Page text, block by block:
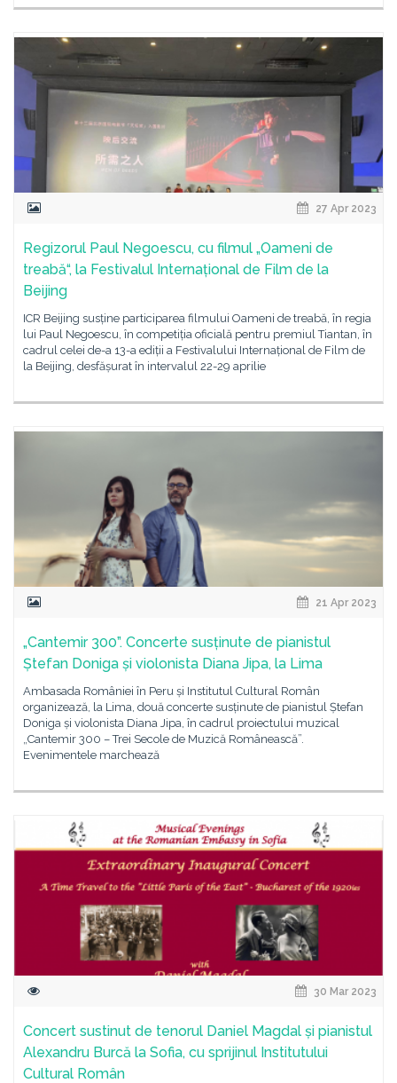
27 Apr 2023
Regizorul Paul Negoescu, cu filmul „Oameni de
treabă“, la Festivalul Internațional de Film de la
Beijing
ICR Beijing susține participarea filmului Oameni de treabă, în regia
lui Paul Negoescu, în competiția oficială pentru premiul Tiantan, în
cadrul celei de-a 13-a ediții a Festivalului Internațional de Film de
la Beijing, desfășurat în intervalul 22-29 aprilie
21 Apr 2023
„Cantemir 300”. Concerte susținute de pianistul
Ștefan Doniga și violonista Diana Jipa, la Lima
Ambasada României în Peru și Institutul Cultural Român
organizează, la Lima, două concerte susținute de pianistul Ștefan
Doniga și violonista Diana Jipa, în cadrul proiectului muzical
„Cantemir 300 – Trei Secole de Muzică Românească”.
Evenimentele marchează
30 Mar 2023
Concert sustinut de tenorul Daniel Magdal și pianistul
Alexandru Burcă la Sofia, cu sprijinul Institutului
Cultural Român